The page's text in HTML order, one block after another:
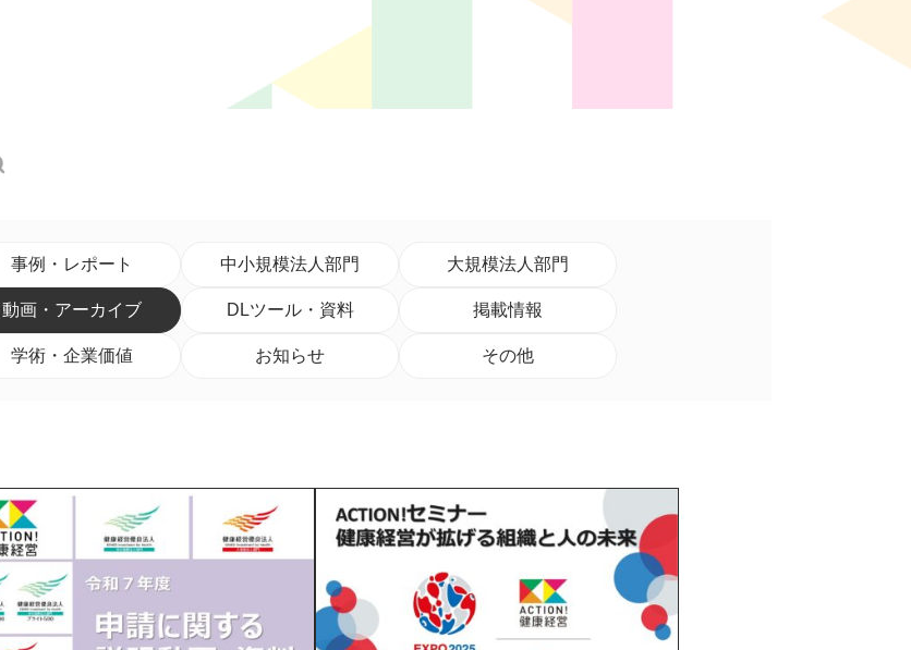
事例・レポート 中小規模法人部門 大規模法人部門
動画・アーカイブ DLツール・資料 掲載情報
学術・企業価値 お知らせ その他